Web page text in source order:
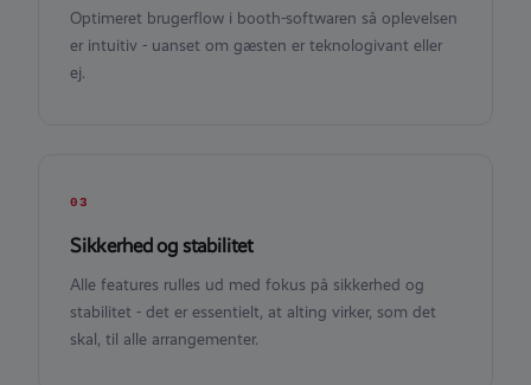
Optimeret brugerflow i booth-softwaren så oplevelsen
er intuitiv - uanset om gæsten er teknologivant eller
ej.
03
Sikkerhed og stabilitet
Alle features rulles ud med fokus på sikkerhed og
stabilitet - det er essentielt, at alting virker, som det
skal, til alle arrangementer.